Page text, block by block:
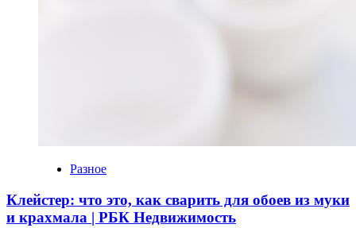
Разное
Клейстер: что это, как сварить для обоев из муки
и крахмала | РБК Недвижимость